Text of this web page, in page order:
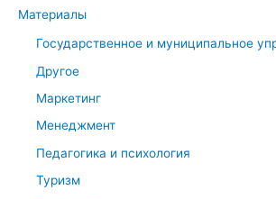
:Материалы
Государственное и муниципальное
Другое
Маркетинг
Менеджмент
Педагогика и психология
Туризм